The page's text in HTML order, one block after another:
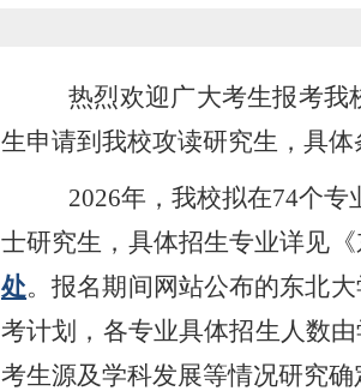
热烈欢迎广大考生报考我
生申请到我校攻读研究生，具
2026年，我校拟在74个专
士研究生，具体招生专业详见
处。报名期间网站公布的东北
考计划，各专业具体招生人数
考生源及学科发展等情况研究确